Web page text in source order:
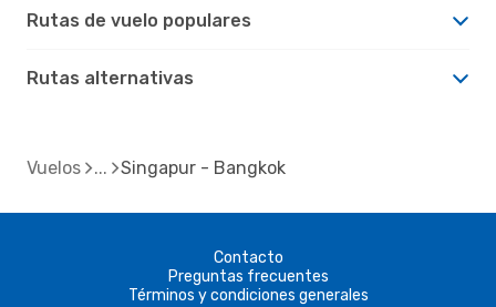
Rutas de vuelo populares
Rutas alternativas
Vuelos Singapur - Bangkok
Contacto
Preguntas frecuentes
Términos y condiciones generales